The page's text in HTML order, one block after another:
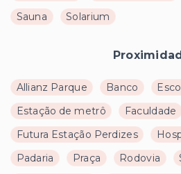
Sauna
Solarium
Allianz Parque Banco
Estação de metrô
Faculdade
Futura Estação Perdizes
Padaria
Praça Rodovia